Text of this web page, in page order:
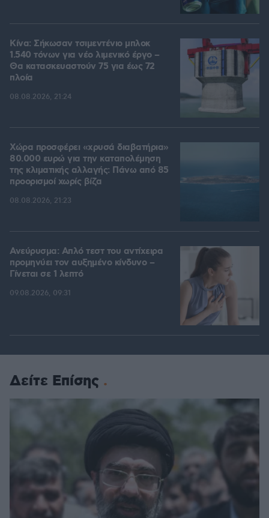
Κίνα: Σήκωσαν τσιμεντένιο μπλοκ
1.540 τόνων για νέο λιμενικό έργο –
Θα κατασκευαστούν 75 για έως 72
πλοία
08.08.2026, 21:24
Χώρα προσφέρει «χρυσά διαβατήρια»
80.000 ευρώ για την καταπολέμηση
της κλιματικής αλλαγής: Πάνω από 85
προορισμοί χωρίς βίζα
08.08.2026, 21:23
Ανεύρυσμα: Απλό τεστ του αντίχειρα
προμηνύει τον αυξημένο κίνδυνο –
Γίνεται σε 1 λεπτό
09.08.2026, 09:31
Δείτε Επίσης